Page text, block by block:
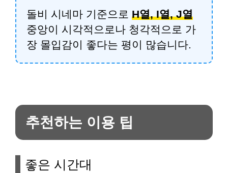
돌비 시네마 기준으로 H열, I열, J열
중앙이 시각적으로나 청각적으로 가
장 몰입감이 좋다는 평이 많습니다.
추천하는 이용 팁
좋은 시간대